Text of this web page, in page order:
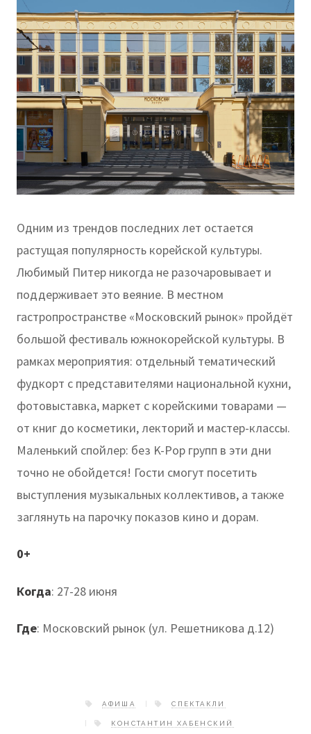
Одним из трендов последних лет остается
растущая популярность корейской культуры.
Любимый Питер никогда не разочаровывает и
поддерживает это веяние. В местном
гастропространстве «Московский рынок» пройдёт
большой фестиваль южнокорейской культуры. В
рамках мероприятия: отдельный тематический
фудкорт с представителями национальной кухни,
фотовыставка, маркет с корейскими товарами —
от книг до косметики, лекторий и мастер-классы.
Маленький спойлер: без K-Pop групп в эти дни
точно не обойдется! Гости смогут посетить
выступления музыкальных коллективов, а также
заглянуть на парочку показов кино и дорам.
0+
Когда: 27-28 июня
Где: Московский рынок (ул. Решетникова д.12)
АФИША СПЕКТАКЛИ
КОНСТАНТИН ХАБЕНСКИЙ